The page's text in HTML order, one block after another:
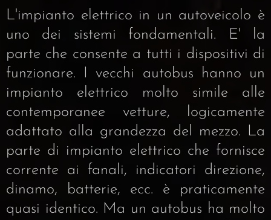
L'impianto elettrico in un autoveicolo è
uno dei sistemi fondamentali. E' la
parte che consente a tutti i dispositivi di
funzionare. I vecchi autobus hanno un
impianto elettrico molto simile alle
contemporanee vetture, logicamente
adattato alla grandezza del mezzo. La
parte di impianto elettrico che fornisce
corrente ai fanali, indicatori direzione,
dinamo, batterie, ecc. è praticamente
quasi identico. Ma un autobus ha molto